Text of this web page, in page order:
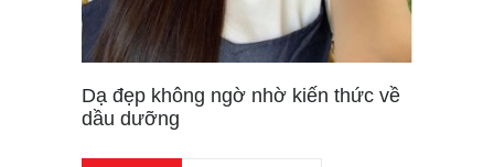
Dạ đẹp không ngờ nhờ kiến thức về
dầu dưỡng